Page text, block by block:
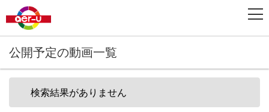
公開予定の動画一覧
検索結果がありません